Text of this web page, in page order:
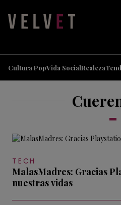
Cultura PopVida SocialRealeza
TECH
MalasMadres: Gracias
nuestras vidas